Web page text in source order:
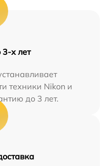
3-х лет
техники Nikon и
до 3 лет.